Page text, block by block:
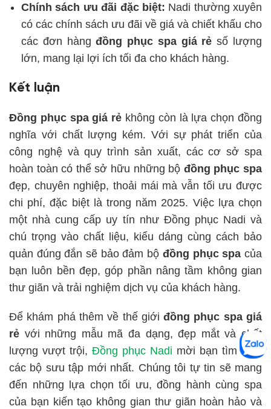
Chính sách ưu đãi đặc biệt: Nadi thường xuyên
có các chính sách ưu đãi về giá và chiết khấu cho
các đơn hàngđồng phục spa giá rẻ số lượng
lớn, mang lại lợi ích tối đa cho khách hàng.
Kết luận
Đồng phục spa giá rẻ không còn là lựa chọn đồng
nghĩa với chất lượng kém. Với sự phát triển của
công nghệ và quy trình sản xuất, các cơ sở spa
hoàn toàn có thể sở hữu những bộ đồng phục spa
đẹp, chuyên nghiệp, thoải mái mà vẫn tối ưu được
chi phí, đặc biệt là trong năm 2025. Việc lựa chọn
một nhà cung cấp uy tín như Đồng phục Nadi và
chú trọng vào chất liệu, kiểu dáng cùng cách bảo
quản đúng đắn sẽ bảo đảm bộ đồng phục spa của
bạn luôn bền đẹp, góp phần nâng tầm không gian
thư giãn và trải nghiệm dịch vụ của khách hàng.
Để khám phá thêm về thế giớiđồng phục spa giá
rẻ với những mẫu mã đa dạng, đẹp mắt và chất
lượng vượt trội, Đồng phục Nadi mời bạn tìm hiểu
các bộ sưu tập mới nhất. Chúng tôi tự tin sẽ mang
đến những lựa chọn tối ưu, đồng hành cùng spa
của bạn kiến tạo không gian thư giãn hoàn hảo và